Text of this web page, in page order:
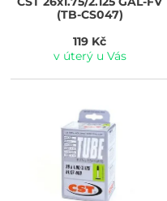
(TB-CS047)
119 Kč
v úterý u Vás